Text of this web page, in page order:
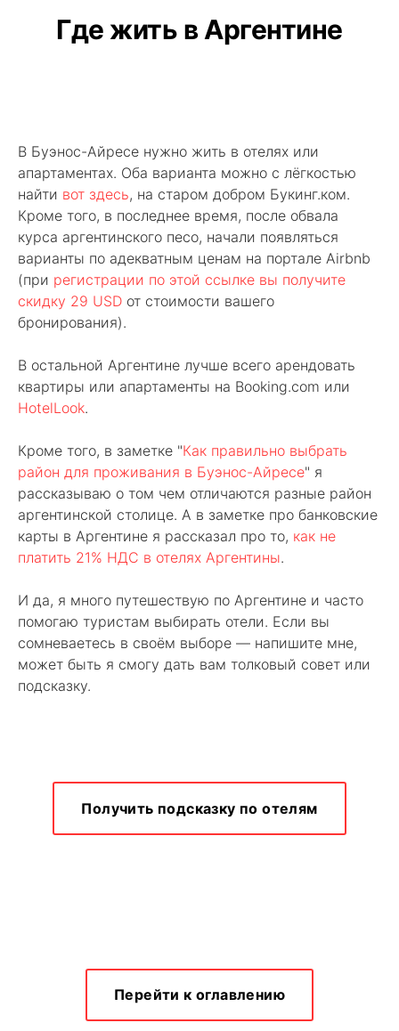
Где жить в Аргентине
В Буэнос-Айресе нужно жить в отелях или
апартаментах. Оба варианта можно с лёгкостью
найти вот здесь, на старом добром Букинг.ком.
Кроме того, в последнее время, после обвала
курса аргентинского песо, начали появляться
варианты по адекватным ценам на портале Airbnb
(при регистрации по этой ссылке вы получите
скидку 29 USD от стоимости вашего
бронирования).
В остальной Аргентине лучше всего арендовать
квартиры или апартаменты на Booking.com или
HotelLook.
Кроме того, в заметке "Как правильно выбрать
район для проживания в Буэнос-Айресе" я
рассказываю о том чем отличаются разные район
аргентинской столице. А в заметке про банковские
карты в Аргентине я рассказал про то, как не
платить 21% НДС в отелях Аргентины.
И да, я много путешествую по Аргентине и часто
помогаю туристам выбирать отели. Если вы
сомневаетесь в своём выборе — напишите мне,
может быть я смогу дать вам толковый совет или
подсказку.
Получить подсказку по отелям
Перейти к оглавлению